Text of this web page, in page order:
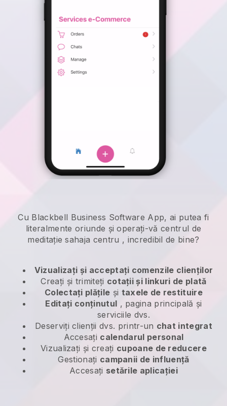
Cu Blackbell Business Software App, ai putea fi
literalmente oriunde șioperați-vă centrul de
meditație sahaja centru , incredibil de bine?
Vizualizați și acceptați comenzile clienților
Creați și trimiteți cotații și linkuri de plată
Colectați plățile și taxele de restituire
Editați conținutul , pagina principală și
serviciile dvs.
Deserviți clienții dvs. printr-un chat integrat
Accesați calendarul personal
Vizualizați și creați cupoane de reducere
Gestionați campanii de influență
Accesați setările aplicației